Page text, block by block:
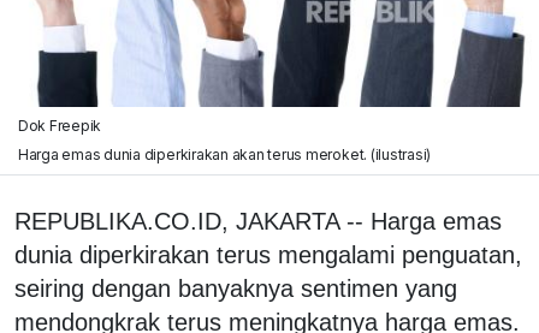
Dok Freepik
Harga emas dunia diperkirakan akan terus meroket. (ilustrasi)
REPUBLIKA.CO.ID, JAKARTA -- Harga emas
dunia diperkirakan terus mengalami penguatan,
seiring dengan banyaknya sentimen yang
mendongkrak terus meningkatnya harga emas.